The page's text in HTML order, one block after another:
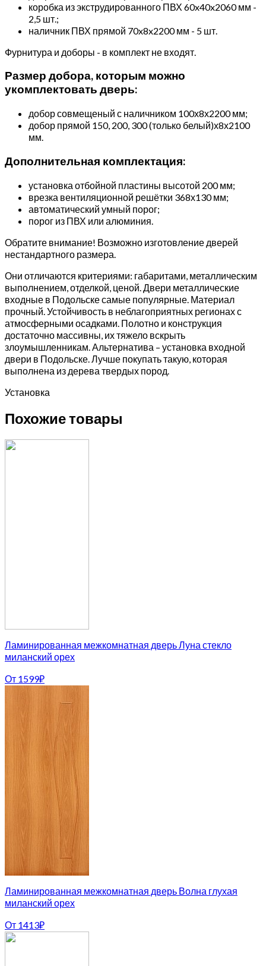
коробка из экструдированного ПВХ 60x40x2060 мм -
2,5 шт.;
наличник ПВХ прямой 70x8x2200 мм - 5 шт.
Фурнитура и доборы - в комплект не входят.
Размер добора, которым можно
укомплектовать дверь:
добор совмещеный с наличником 100х8х2200 мм;
добор прямой 150, 200, 300 (только белый)х8х2100
мм.
Дополнительная комплектация:
установка отбойной пластины высотой 200 мм;
врезка вентиляционной решётки 368х130 мм;
автоматический умный порог;
порог из ПВХ или алюминия.
Обратите внимание! Возможно изготовление дверей
нестандартного размера.
Они отличаются критериями: габаритами, металлическим
выполнением, отделкой, ценой. Двери металлические
входные в Подольске самые популярные. Материал
прочный. Устойчивость в неблагоприятных регионах с
атмосферными осадками. Полотно и конструкция
достаточно массивны, их тяжело вскрыть
злоумышленникам. Альтернатива – установка входной
двери в Подольске. Лучше покупать такую, которая
выполнена из дерева твердых пород.
Установка
Похожие товары
Ламинированная межкомнатная дверь Луна стекло
миланский орех
От 1599₽
Ламинированная межкомнатная дверь Волна глухая
миланский орех
От 1413₽